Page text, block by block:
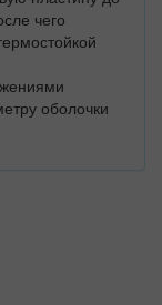
чего
оболочки